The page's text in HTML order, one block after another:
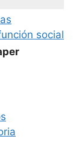
social